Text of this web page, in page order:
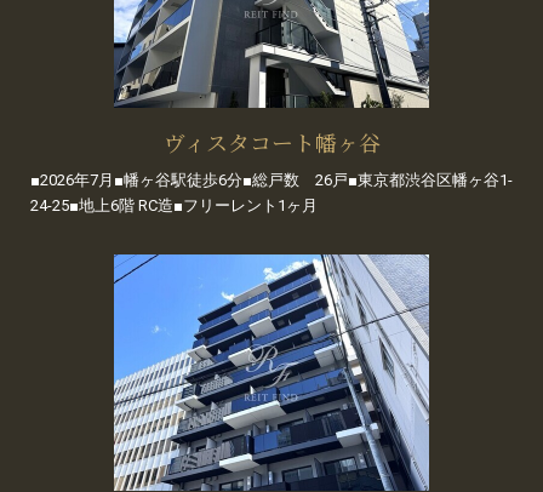
ヴィスタコート幡ヶ谷
■2026年7月■幡ヶ谷駅徒歩6分■総戸数 26戸■東京都渋谷区幡ヶ谷1-
24-25■地上6階 RC造■フリーレント1ヶ月